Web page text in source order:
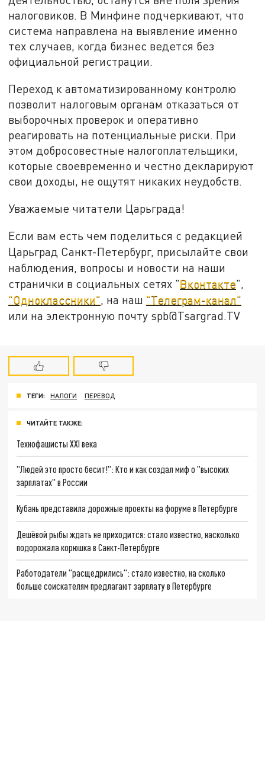
налоговиков. В Минфине подчеркивают, что
система направлена на выявление именно
тех случаев, когда бизнес ведется без
официальной регистрации.
Переход к автоматизированному контролю
позволит налоговым органам отказаться от
выборочных проверок и оперативно
реагировать на потенциальные риски. При
этом добросовестные налогоплательщики,
которые своевременно и честно декларируют
свои доходы, не ощутят никаких неудобств.
Уважаемые читатели Царьграда!
Если вам есть чем поделиться с редакцией
Царьград Санкт-Петербург, присылайте свои
наблюдения, вопросы и новости на наши
странички в социальных сетях "Вконтакте",
"Одноклассники", на наш "Телеграм-канал"
или на электронную почту spb@Tsargrad.TV
ТЕГИ: НАЛОГИ ПЕРЕВОД
ЧИТАЙТЕ ТАКЖЕ:
Технофашисты XXI века
"Людей это просто бесит!": Кто и как создал миф о "высоких
зарплатах" в России
Кубань представила дорожные проекты на форуме в Петербурге
Дешёвой рыбы ждать не приходится: стало известно, насколько
подорожала корюшка в Санкт-Петербурге
Работодатели "расщедрились": стало известно, на сколько
больше соискателям предлагают зарплату в Петербурге